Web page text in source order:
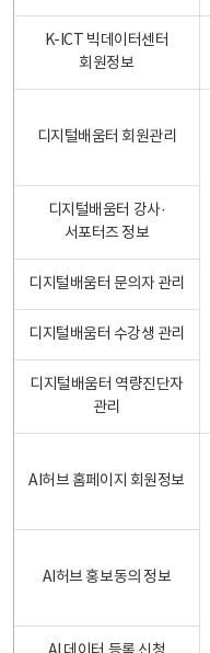
K-ICT 빅데이터센터
회원정보
디지털배움터 회원관리
디지털배움터 강사·
서포터즈 정보
디지털배움터 문의자 관리
디지털배움터 수강생 관리
디지털배움터 역량진단자
관리
AI허브 홈페이지 회원정보
AI허브 홍보동의 정보